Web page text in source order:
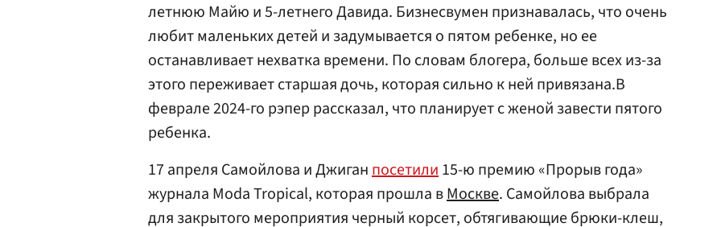
летнюю Майю и 5-летнего Давида. Бизнесвумен признавалась, что очень
любит маленьких детей и задумывается о пятом ребенке, но ее
останавливает нехватка времени. По словам блогера, больше всех из-за
этого переживает старшая дочь, которая сильно к ней привязана.В
феврале 2024-го рэпер рассказал, что планирует с женой завести пятого
ребенка.
17 апреля Самойлова и Джиганпосетили15-ю премию «Прорыв года»
журнала Moda Tropical, которая прошла вМоскве. Самойлова выбрала
для закрытого мероприятия черный корсет, обтягивающие брюки-клеш,